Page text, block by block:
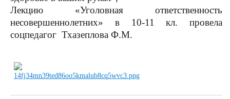
Лекцию «Уголовная ответственность
несовершеннолетних» в 10-11 кл. провела
соцпедагог Тхазеплова Ф.М.